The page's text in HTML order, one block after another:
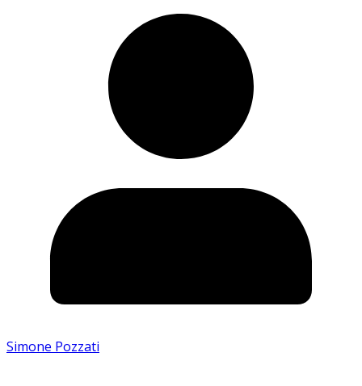
Simone Pozzati